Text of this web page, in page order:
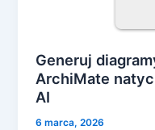
Generuj
ArchiMate
AI
6 marca, 2026